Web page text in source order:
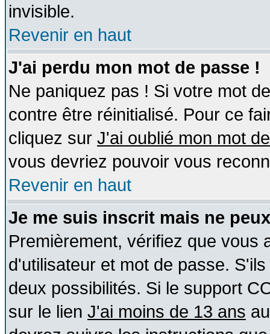
invisible.
Revenir en haut
J'ai perdu mon mot de passe !
Ne paniquez pas ! Si votre mot
contre être réinitialisé. Pour ce
cliquez sur J'ai oublié mon mot
vous devriez pouvoir vous
Revenir en haut
Je me suis inscrit mais ne
Premièrement, vérifiez que vous
d'utilisateur et mot de passe.
deux possibilités. Si le support
sur le lien J'ai moins de 13 ans